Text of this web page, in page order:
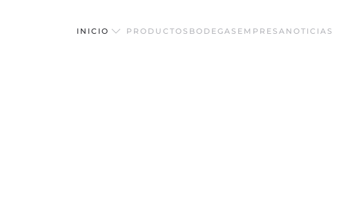
INICIO PRODUCTOS BODEGAS EMPRESA NOTICIAS